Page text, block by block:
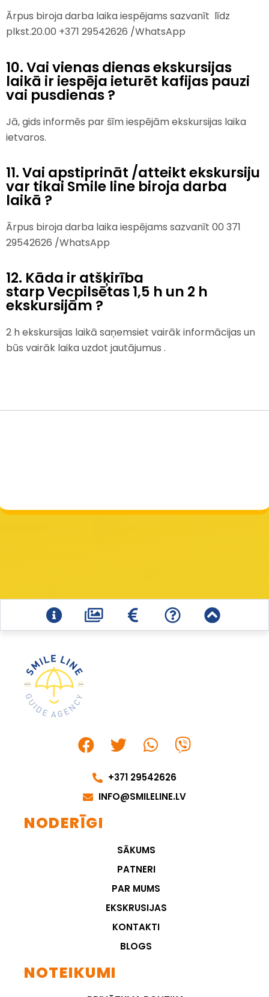
Ārpus biroja darba laika iespējams sazvanīt līdz
plkst.20.00 +371 29542626 /WhatsApp
10. Vai vienas dienas ekskursijas
laikā ir iespēja ieturēt kafijas pauzi
vai pusdienas ?
Jā, gids informēs par šīm iespējām ekskursijas laika
ietvaros.
11. Vai apstiprināt /atteikt ekskursiju
var tikai Smile line biroja darba
laikā ?
Ārpus biroja darba laika iespējams sazvanīt 00 371
29542626 /WhatsApp
12. Kāda ir atšķirība
starp Vecpilsētas 1,5 h un 2 h
ekskursijām ?
2 h ekskursijas laikā saņemsiet vairāk informācijas un
būs vairāk laika uzdot jautājumus .
+371 29542626
INFO@SMILELINE.LV
NODERĪGI
SĀKUMS
PATNERI
PAR MUMS
EKSKRUSIJAS
KONTAKTI
BLOGS
NOTEIKUMI